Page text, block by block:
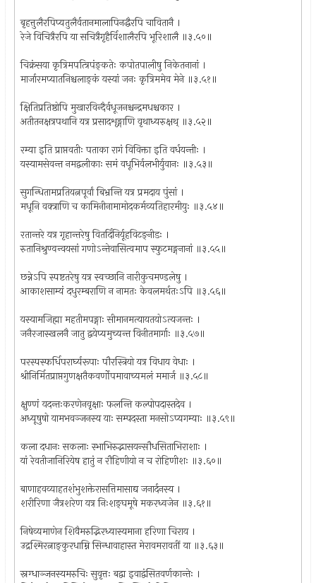
बृहत्तुलैरपिप्यतुलैर्वतानमालापिनद्धैरपि चावितानै ।
रेजे विचित्रैरपि या सचित्रैगृहैर्विशालैरपि भूरिशालै ॥३.५०॥
चिक्रंसया कृत्रिमपत्त्रिपंङ्कतेः कपोतपालीषु निकेतनानां ।
मार्जारमप्यातनिश्चलाङ्कं यस्यां जनः कृत्रिममेव मेने ॥३.५१॥
क्षितिप्रतिष्ठोपि मुखारविन्दैर्वधूजनश्चन्द्रमधश्चकार ।
अतीतनक्षत्रपथानि यत्र प्रसादशृङ्गाणि वृथाध्यरुक्षथ् ॥३.५२॥
रम्या इति प्राप्तवतीः पताका रागं विविक्ता इति वर्धयन्तीः ।
यस्यामसेवन्त नमद्वलीकाः समं वधूभिर्वलभीर्युवानः ॥३.५३॥
सुगन्धितामप्रतियत्नपूर्वां बिभ्रन्ति यत्र प्रमदाय पुंसां ।
मधूनि वक्त्राणि च कामिनीनामामोदकर्मव्यतिहारमीयुः ॥३.५४॥
रतान्तरे यत्र गृहान्तरेषु वितर्दिनिर्यूहविटङ्नीडः ।
रुतानिश्रुण्वन्वयसां गणोऽन्तेवासित्वमाप स्फुटमङ्गनानां ॥३.५५॥
छन्नेऽपि स्पष्टतरेषु यत्र स्वच्छानि नारीकुचमण्डलेषु ।
आकाशसाम्यं दधुरम्बराणि न नामतः केवलमर्थतःऽपि ॥३.५६॥
यस्यामजिह्मा महतीमपङ्गाः सीमानमत्यायतयोऽत्यजन्तः ।
जनैरजास्खलनै जातु द्वयेप्यमुच्यन्त विनीतमार्गाः ॥३.५७॥
परस्पस्फर्धिपरार्घ्यरूपाः पौरस्त्रियो यत्र विधाय वेधाः ।
श्रीनिर्मितप्राप्तगुणक्षतैकवर्णोपमावाच्यमलं ममार्ज ॥३.५८॥
क्षुण्णं यदन्तःकरणेनवृक्षाः फलन्ति कल्पोपदास्तदेव ।
अध्यूषुषो यामभवञ्जनस्य याः सम्पदस्ता मनसोऽप्यगम्याः ॥३.५९॥
कला दधानः सकलाः स्भाभिरुद्भासयन्सौधसिताभिराशाः ।
यां रेवतीजानिरियेष हातुं न रौहिणीयो न च रोहिणीशः ॥३.६०॥
बाणाहवव्याहतशंभुशक्तेरासत्तिमासाद्य जनार्दनस्य ।
शरीरिणा जैत्रशरेण यत्र निःशङ्घमूषे मकरध्वजेन ॥३.६१॥
निषेव्यमाणेन शिवैमरुद्भिरध्यास्यमाना हरिणा चिराय ।
उद्रश्मिरत्नाङ्कुरधाम्नि सिन्धावाहास्त मेरावमरावतीं या ॥३.६३॥
स्नग्धाञ्जनस्यमरुचिः सुवृत्तः बद्वा इवाद्वंसितवर्णकान्तेः ।